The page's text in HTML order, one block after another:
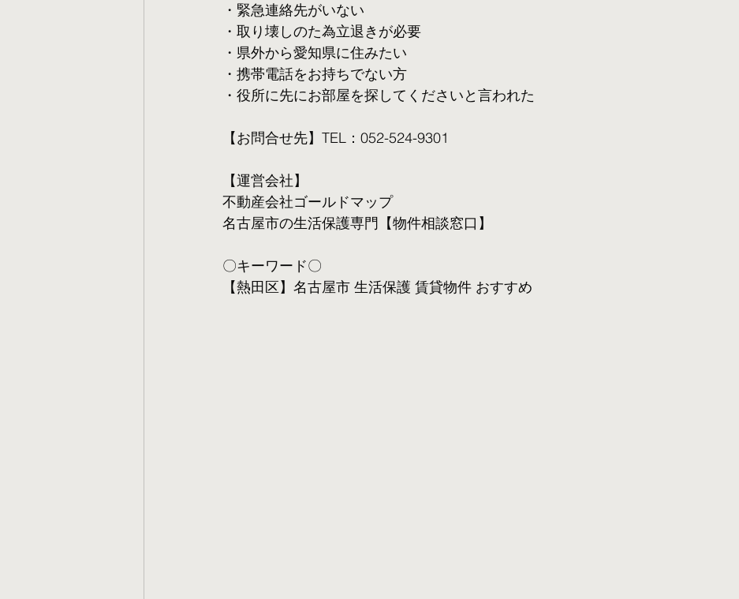
・緊急連絡先がいない
・取り壊しのた為立退きが必要
・県外から愛知県に住みたい
・携帯電話をお持ちでない方
・役所に先にお部屋を探してくださいと言われた
【お問合せ先】TEL：052-524-9301
【運営会社】
不動産会社ゴールドマップ
名古屋市の生活保護専門【物件相談窓口】
〇キーワード〇
【熱田区】名古屋市 生活保護 賃貸物件 おすすめ